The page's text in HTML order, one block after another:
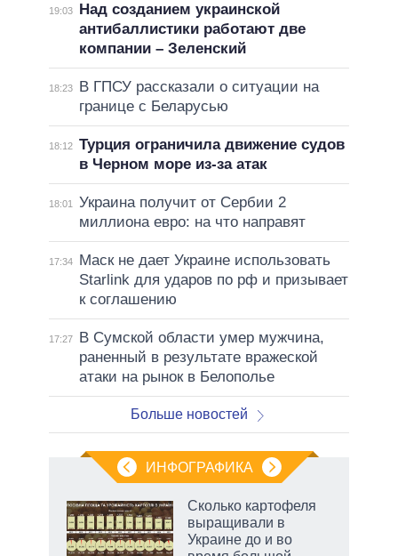
19:03
Над созданием украинской
антибаллистики работают две
компании – Зеленский
18:23
В ГПСУ рассказали о ситуации на
границе с Беларусью
18:12 Турция ограничила движение судов
в Черном море из-за атак
18:01 Украина получит от Сербии 2
миллиона евро: на что направят
17:34
Маск не дает Украине использовать
Starlink для ударов по рф и призывает
к соглашению
17:27
В Сумской области умер мужчина,
раненный в результате вражеской
атаки на рынок в Белополье
Больше новостей
ИНФОГРАФИКА
Сколько картофеля
выращивали в
Украине до и во